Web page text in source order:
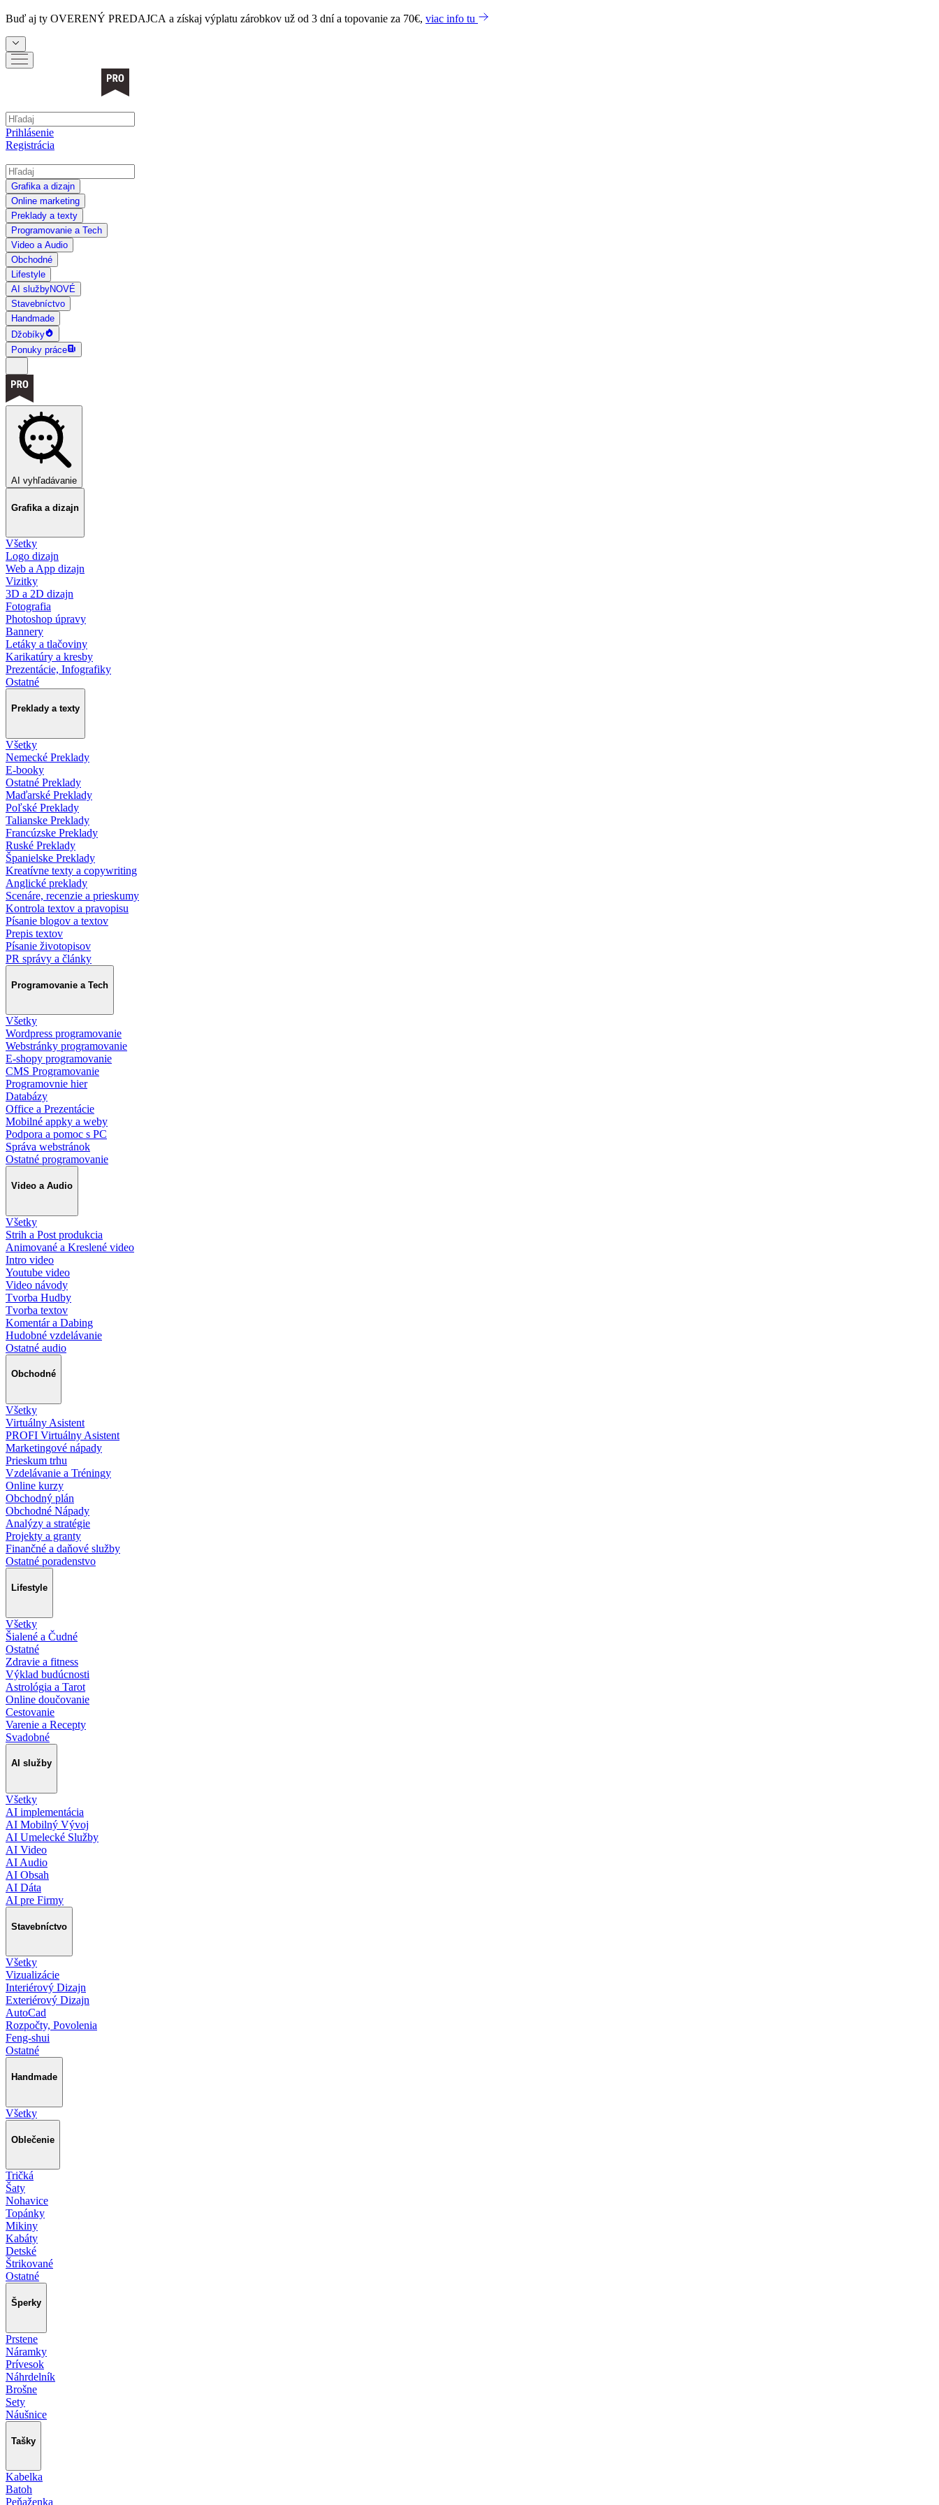
Buď aj ty OVERENÝ PREDAJCA a získaj výplatu zárobkov už od 3 dní a topovanie za 70€, viac info tu
Prihlásenie
Registrácia
Grafika a dizajn
Online marketing
Preklady a texty
Programovanie a Tech
Video a Audio
Obchodné
Lifestyle
AI službyNOVÉ
Stavebníctvo
Handmade
Džobíky
Ponuky práce
AI vyhľadávanie
Grafika a dizajn
Všetky
Logo dizajn
Web a App dizajn
Vizitky
3D a 2D dizajn
Fotografia
Photoshop úpravy
Bannery
Letáky a tlačoviny
Karikatúry a kresby
Prezentácie, Infografiky
Ostatné
Preklady a texty
Všetky
Nemecké Preklady
E-booky
Ostatné Preklady
Maďarské Preklady
Poľské Preklady
Talianske Preklady
Francúzske Preklady
Ruské Preklady
Španielske Preklady
Kreatívne texty a copywriting
Anglické preklady
Scenáre, recenzie a prieskumy
Kontrola textov a pravopisu
Písanie blogov a textov
Prepis textov
Písanie životopisov
PR správy a články
Programovanie a Tech
Všetky
Wordpress programovanie
Webstránky programovanie
E-shopy programovanie
CMS Programovanie
Programovnie hier
Databázy
Office a Prezentácie
Mobilné appky a weby
Podpora a pomoc s PC
Správa webstránok
Ostatné programovanie
Video a Audio
Všetky
Strih a Post produkcia
Animované a Kreslené video
Intro video
Youtube video
Video návody
Tvorba Hudby
Tvorba textov
Komentár a Dabing
Hudobné vzdelávanie
Ostatné audio
Obchodné
Všetky
Virtuálny Asistent
PROFI Virtuálny Asistent
Marketingové nápady
Prieskum trhu
Vzdelávanie a Tréningy
Online kurzy
Obchodný plán
Obchodné Nápady
Analýzy a stratégie
Projekty a granty
Finančné a daňové služby
Ostatné poradenstvo
Lifestyle
Všetky
Šialené a Čudné
Ostatné
Zdravie a fitness
Výklad budúcnosti
Astrológia a Tarot
Online doučovanie
Cestovanie
Varenie a Recepty
Svadobné
AI služby
Všetky
AI implementácia
AI Mobilný Vývoj
AI Umelecké Služby
AI Video
AI Audio
AI Obsah
AI Dáta
AI pre Firmy
Stavebníctvo
Všetky
Vizualizácie
Interiérový Dizajn
Exteriérový Dizajn
AutoCad
Rozpočty, Povolenia
Feng-shui
Ostatné
Handmade
Všetky
Oblečenie
Tričká
Šaty
Nohavice
Topánky
Mikiny
Kabáty
Detské
Štrikované
Ostatné
Šperky
Prstene
Náramky
Prívesok
Náhrdelník
Brošne
Sety
Náušnice
Tašky
Kabelka
Batoh
Peňaženka